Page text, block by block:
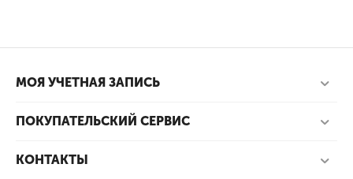
МОЯ УЧЕТНАЯ ЗАПИСЬ
ПОКУПАТЕЛЬСКИЙ СЕРВИС
КОНТАКТЫ